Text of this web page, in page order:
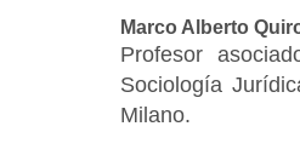
Marco Alberto
Profesor
Sociología
Milano.